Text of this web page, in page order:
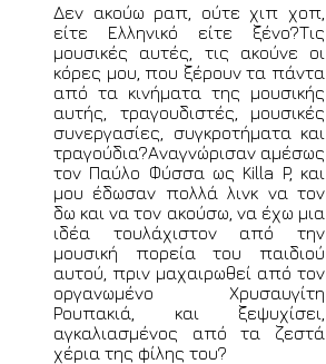
Δεν ακούω ραπ, ούτε χιπ χοπ,
είτε Ελληνικό είτε ξένο?Τις
μουσικές αυτές, τις ακούνε οι
κόρες μου, που ξέρουν τα πάντα
από τα κινήματα της μουσικής
αυτής, τραγουδιστές, μουσικές
συνεργασίες, συγκροτήματα και
τραγούδια?Αναγνώρισαν αμέσως
τον Παύλο Φύσσα ως Killa P, και
μου έδωσαν πολλά λινκ να τον
δω και να τον ακούσω, να έχω μια
ιδέα τουλάχιστον από την
μουσική πορεία του παιδιού
αυτού, πριν μαχαιρωθεί από τον
οργανωμένο Χρυσαυγίτη
Ρουπακιά, και ξεψυχίσει,
αγκαλιασμένος από τα ζεστά
χέρια της φίλης του?